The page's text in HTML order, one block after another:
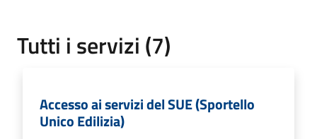
Tutti i servizi (7)
Accesso ai servizi del SUE (Sportello
Unico Edilizia)